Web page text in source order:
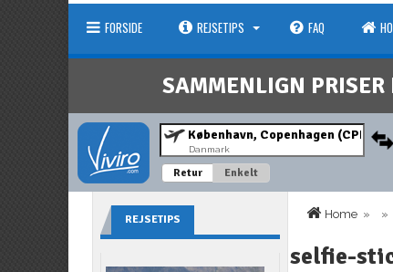
FORSIDE REJSETIPS FAQ
SAMMENLIGN
Danmark
Retur Enkelt
Home » »
selfie-
REJSETIPS